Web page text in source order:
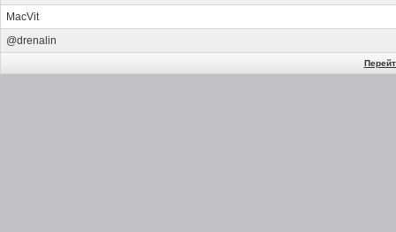
MacVit
@drenalin